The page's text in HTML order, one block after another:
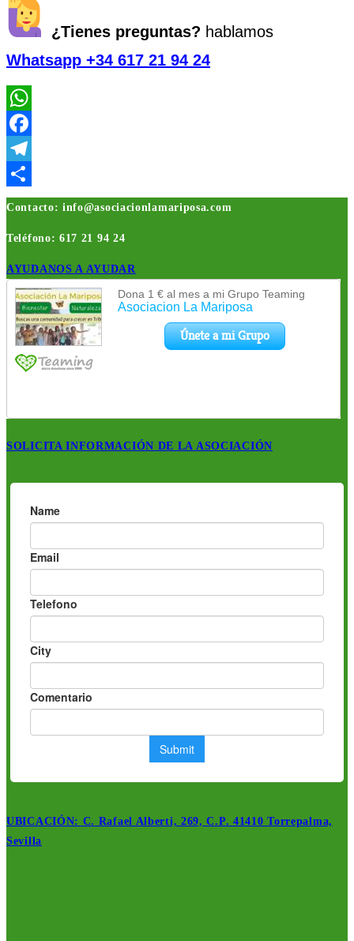
¿Tienes preguntas? hablamos
Whatsapp +34 617 21 94 24
WhatsApp
Facebook
Telegram
Compartir
Contacto: info@asociacionlamariposa.com
Teléfono: 617 21 94 24
AYUDANOS A AYUDAR
SOLICITA INFORMACIÓN DE LA ASOCIACIÓN
UBICACIÓN: C. Rafael Alberti, 269, C.P. 41410 Torrepalma,
Sevilla